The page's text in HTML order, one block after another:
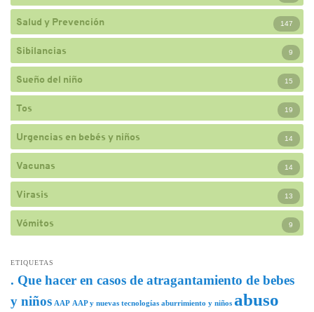
Salud y Prevención 147
Sibilancias 9
Sueño del niño 15
Tos 19
Urgencias en bebés y niños 14
Vacunas 14
Virasis 13
Vómitos 9
ETIQUETAS
. Que hacer en casos de atragantamiento de bebes
y niños AAP AAP y nuevas tecnologías aburrimiento y niños abuso